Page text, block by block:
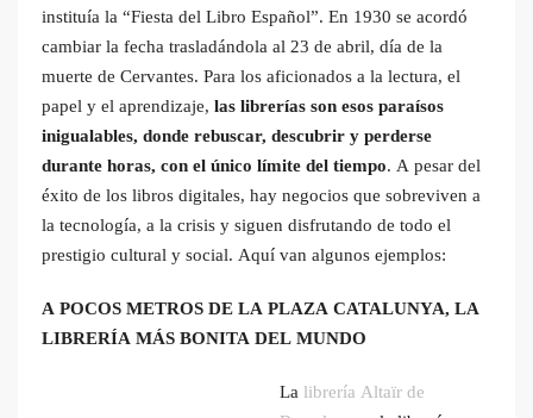
instituía la “Fiesta del Libro Español”. En 1930 se acordó
cambiar la fecha trasladándola al 23 de abril, día de la
muerte de Cervantes. Para los aficionados a la lectura, el
papel y el aprendizaje, las librerías son esos paraísos
inigualables, donde rebuscar, descubrir y perderse
durante horas, con el único límite del tiempo. A pesar del
éxito de los libros digitales, hay negocios que sobreviven a
la tecnología, a la crisis y siguen disfrutando de todo el
prestigio cultural y social. Aquí van algunos ejemplos:
A POCOS METROS DE LA PLAZA CATALUNYA, LA
LIBRERÍA MÁS BONITA DEL MUNDO
La librería Altaïr de